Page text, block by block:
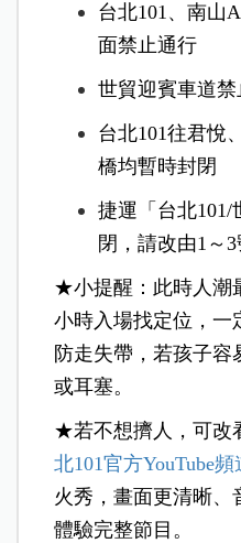
台北101、南山
面禁止通行
世貿迎賓車道禁
台北101往君悅
橋均暫時封閉
捷運「台北101/
閉，請改由1～
★小提醒：此時人潮
小時入場找定位，一
防走失帶，若孩子容
或耳塞。
★若不想擠人，可改
北101官方YouTube頻
火秀，畫面更清晰
體驗完整節目。